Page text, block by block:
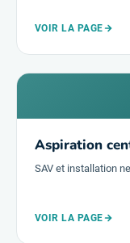
VOIR LA PAGE
Aspiration
SAV et installation
VOIR LA PAGE